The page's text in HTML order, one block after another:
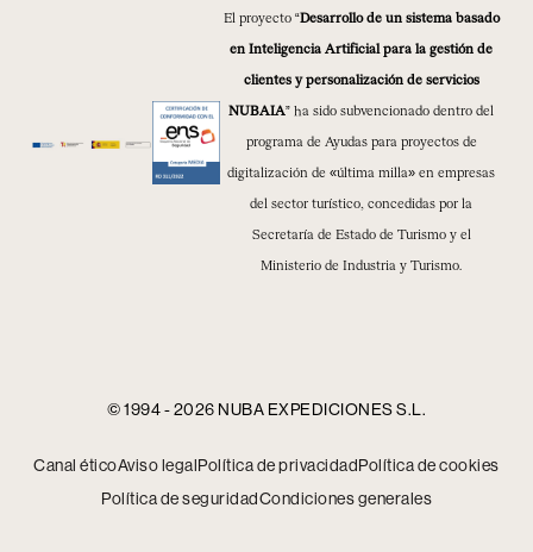
El proyecto “Desarrollo de un sistema basado
en Inteligencia Artificial para la gestión de
clientes y personalización de servicios
NUBAIA” ha sido subvencionado dentro del
programa de Ayudas para proyectos de
digitalización de «última milla» en empresas
del sector turístico, concedidas por la
Secretaría de Estado de Turismo y el
Ministerio de Industria y Turismo.
© 1994 - 2026 NUBA EXPEDICIONES S.L.
Canal éticoAviso legal Política de privacidad Política de cookies
Política de seguridad Condiciones generales